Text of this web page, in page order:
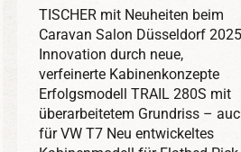
TISCHER mit Neuheiten beim
Caravan Salon Düsseldorf
Innovation durch neue,
verfeinerte Kabinenkonzepte
Erfolgsmodell TRAIL 280S mit
überarbeitetem Grundriss –
für VW T7 Neu entwickeltes